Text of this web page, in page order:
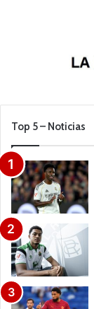
Top 5 – Noticias